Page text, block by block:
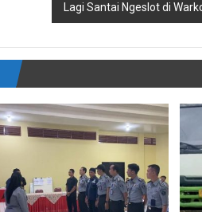
Lagi Santai Ngeslot di